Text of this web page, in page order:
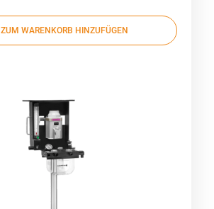
ZUM WARENKORB HINZUFÜGEN